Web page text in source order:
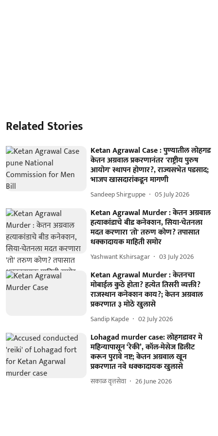
Related Stories
Ketan Agrawal Case : पुण्यातील लोहगड
केतन अग्रवाल प्रकरणानंतर 'राष्ट्रीय पुरुष
आयोग' स्थापन होणार?, राज्यसभेत पडसाद;
भाजप खासदारांकडून मागणी
Sandeep Shirguppe 05 July 2026
Ketan Agrawal Murder : केतन अग्रवाल
हत्याकांडाचे बीड कनेक्शन, सिया-चेतनला
मदत करणारा 'तो' तरुण कोण? तपासात
धक्कादायक माहिती समोर
Yashwant Kshirsagar 03 July 2026
Ketan Agrawal Murder : केतनचा
मोबाईल कुठे होता? हत्येत तिसरी व्यक्ती?
राजस्थान कनेक्शन काय?; केतन अग्रवाल
प्रकरणात ३ मोठे खुलासे
Sandip Kapde 02 July 2026
Lohagad murder case: लोहगडावर मे
महिन्यापासून ‘रेकी’, कॉल-मेसेज डिलीट
करून पुरावे नष्ट; केतन अग्रवाल खून
प्रकरणात नवे धक्कादायक खुलासे
सकाळ वृत्तसेवा 26 June 2026